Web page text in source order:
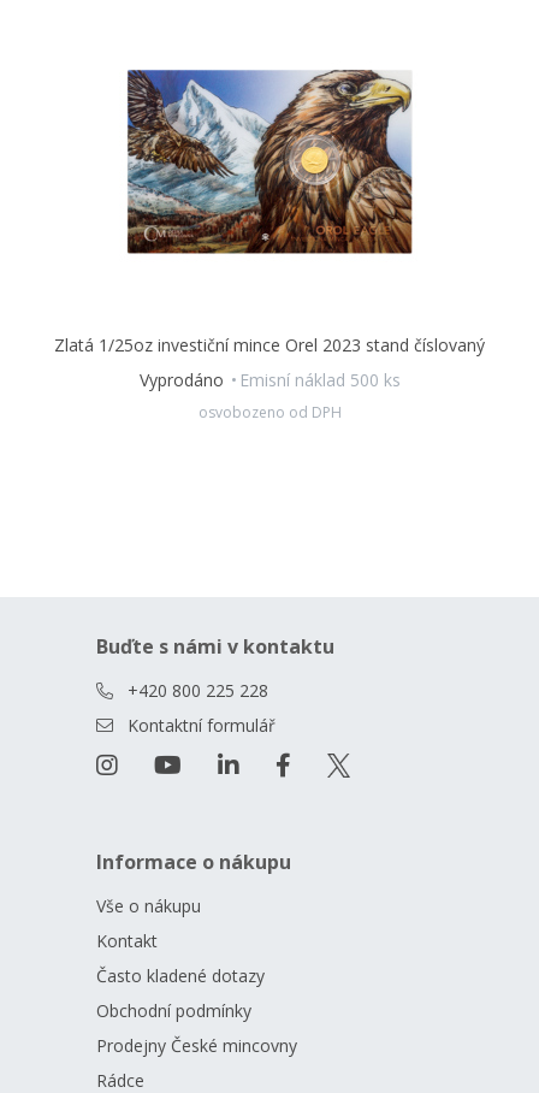
Zlatá 1/25oz investiční mince Orel 2023 stand číslovaný
Vyprodáno
Emisní náklad 500 ks
osvobozeno od DPH
Buďte s námi v kontaktu
+420 800 225 228
Kontaktní formulář
Informace o nákupu
Vše o nákupu
Kontakt
Často kladené dotazy
Obchodní podmínky
Prodejny České mincovny
Rádce